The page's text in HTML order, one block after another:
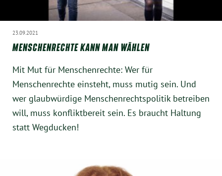
23.09.2021
MENSCHENRECHTE KANN MAN WÄHLEN
Mit Mut für Menschenrechte: Wer für
Menschenrechte einsteht, muss mutig sein. Und
wer glaubwürdige Menschenrechtspolitik betreiben
will, muss konfliktbereit sein. Es braucht Haltung
statt Wegducken!